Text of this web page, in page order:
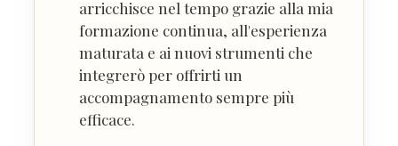
arricchisce nel tempo grazie alla mia
formazione continua, all'esperienza
maturata e ai nuovi strumenti che
integrerò per offrirti un
accompagnamento sempre più
efficace.